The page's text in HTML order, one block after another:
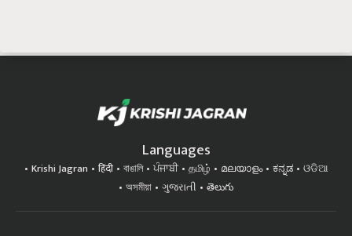
Languages
Krishi Jagran हिंदी বাঙালি ਪੰਜਾਬੀ தமிழ் മലയാളം ಕನ್ನಡ
ଓଡିଆ
অসমীয়া
ગુજરાતી తెలుగు